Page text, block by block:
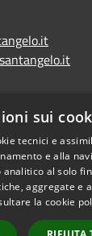
Telegram
Copyright
Monte
sui
tecnici e
e alla
analitico al solo
aggregate e
la cookie